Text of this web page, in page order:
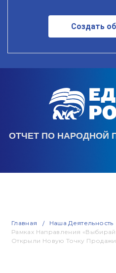
Создать
ОТЧЕТ ПО НАРОДНОЙ
Главная Наша Деятельность
Рамках Направления
Открыли Новую Точку